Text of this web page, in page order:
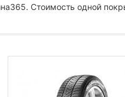
Стоимость одной